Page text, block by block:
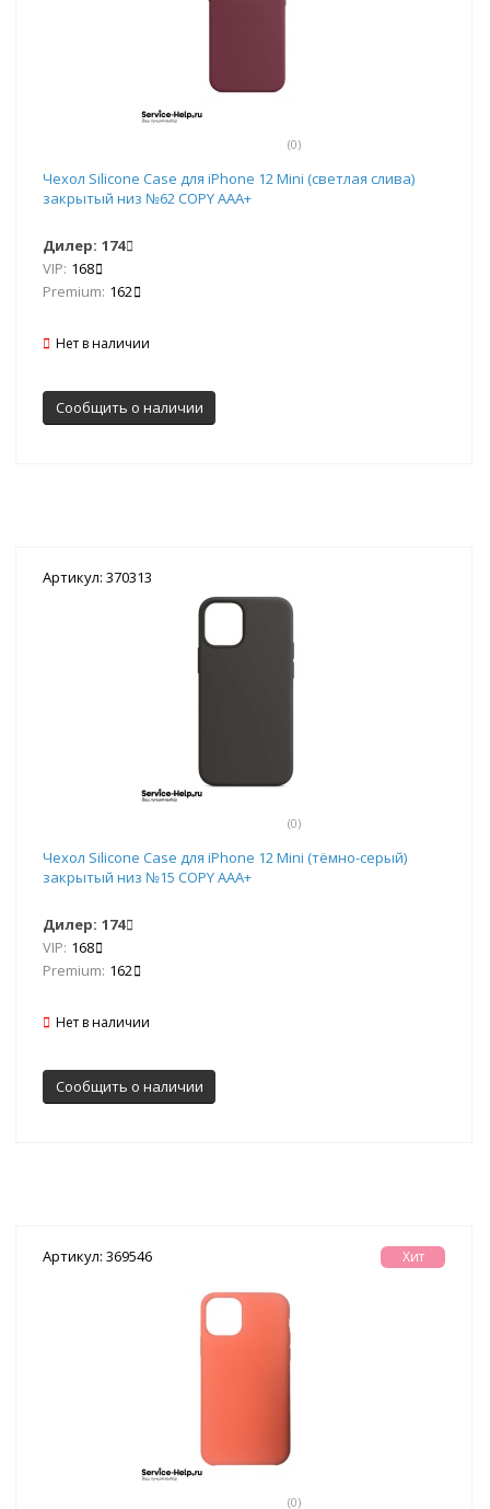
(0)
Чехол Silicone Case для iPhone 12 Mini (светлая слива)
закрытый низ №62 COPY AAA+
Дилер: 174
VIP: 168
Premium: 162
Нет в наличии
Сообщить о наличии
Артикул: 370313
(0)
Чехол Silicone Case для iPhone 12 Mini (тёмно-серый)
закрытый низ №15 COPY AAA+
Дилер: 174
VIP: 168
Premium: 162
Нет в наличии
Сообщить о наличии
Артикул: 369546
(0)
Хит